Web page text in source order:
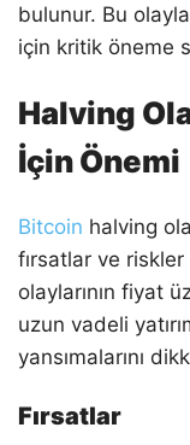
bulunur. Bu
için kritik öneme
Halving
İçin Önemi
Bitcoin halving
fırsatlar ve riskler
olaylarının fiyat
uzun vadeli
yansımalarını
Fırsatlar